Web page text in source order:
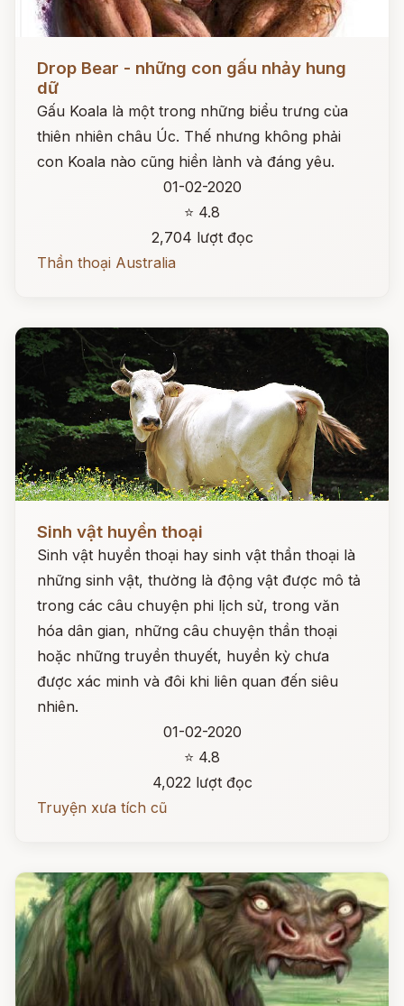
Drop Bear - những con gấu nhảy hung
dữ
Gấu Koala là một trong những biểu trưng của
thiên nhiên châu Úc. Thế nhưng không phải
con Koala nào cũng hiền lành và đáng yêu.
01-02-2020
⭐ 4.8
2,704 lượt đọc
Thần thoại Australia
Sinh vật huyền thoại
Sinh vật huyền thoại hay sinh vật thần thoại là
những sinh vật, thường là động vật được mô tả
trong các câu chuyện phi lịch sử, trong văn
hóa dân gian, những câu chuyện thần thoại
hoặc những truyền thuyết, huyền kỳ chưa
được xác minh và đôi khi liên quan đến siêu
nhiên.
01-02-2020
⭐ 4.8
4,022 lượt đọc
Truyện xưa tích cũ